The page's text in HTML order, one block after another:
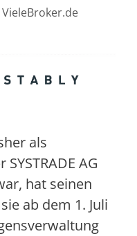
als
AG
hat seinen
ab dem 1. Juli